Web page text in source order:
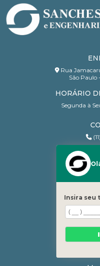
Rua
São
HORÁRIO
Segunda à
Insira seu